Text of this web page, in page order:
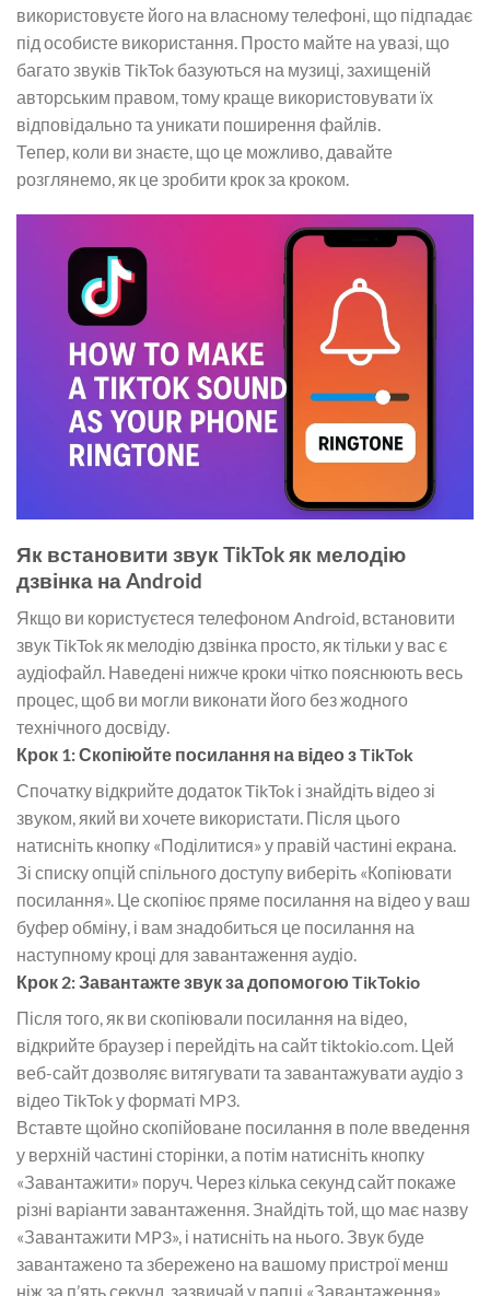
використовуєте його на власному телефоні, що підпадає
під особисте використання. Просто майте на увазі, що
багато звуків TikTok базуються на музиці, захищеній
авторським правом, тому краще використовувати їх
відповідально та уникати поширення файлів.
Тепер, коли ви знаєте, що це можливо, давайте
розглянемо, як це зробити крок за кроком.
Як встановити звук TikTok як мелодію
дзвінка на Android
Якщо ви користуєтеся телефоном Android, встановити
звук TikTok як мелодію дзвінка просто, як тільки у вас є
аудіофайл. Наведені нижче кроки чітко пояснюють весь
процес, щоб ви могли виконати його без жодного
технічного досвіду.
Крок 1: Скопіюйте посилання на відео з TikTok
Спочатку відкрийте додаток TikTok і знайдіть відео зі
звуком, який ви хочете використати. Після цього
натисніть кнопку «Поділитися» у правій частині екрана.
Зі списку опцій спільного доступу виберіть «Копіювати
посилання». Це скопіює пряме посилання на відео у ваш
буфер обміну, і вам знадобиться це посилання на
наступному кроці для завантаження аудіо.
Крок 2: Завантажте звук за допомогою TikTokio
Після того, як ви скопіювали посилання на відео,
відкрийте браузер і перейдіть на сайт tiktokio.com. Цей
веб-сайт дозволяє витягувати та завантажувати аудіо з
відео TikTok у форматі MP3.
Вставте щойно скопійоване посилання в поле введення
у верхній частині сторінки, а потім натисніть кнопку
«Завантажити» поруч. Через кілька секунд сайт покаже
різні варіанти завантаження. Знайдіть той, що має назву
«Завантажити MP3», і натисніть на нього. Звук буде
завантажено та збережено на вашому пристрої менш
ніж за п’ять секунд, зазвичай у папці «Завантаження».